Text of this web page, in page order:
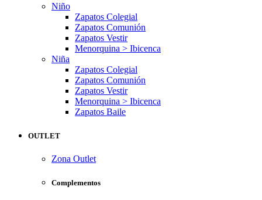
Niño
Zapatos Colegial
Zapatos Comunión
Zapatos Vestir
Menorquina > Ibicenca
Niña
Zapatos Colegial
Zapatos Comunión
Zapatos Vestir
Menorquina > Ibicenca
Zapatos Baile
OUTLET
Zona Outlet
Complementos